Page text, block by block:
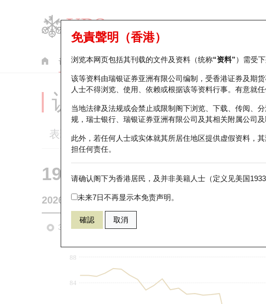
认股证 牛熊证 美股指数产品 轮证市场统计 正股数据
免責聲明（香港）
浏览本网页包括其刊载的文件及资料（统称“资料”）需受
该等资料由瑞银证券亚洲有限公司编制，受香港证券及期
人士不得浏览、使用、依赖或根据该等资料行事。有意就
当地法律及法规或会禁止或限制阁下浏览、下载、传阅、
规，瑞士银行、瑞银证券亚洲有限公司及其相关附属公司
此外，若任何人士或实体就其所居住地区提供虚假资料，
担任何责任。
请确认阁下为香港居民，及并非美籍人士（定义见美国
未来7日不再显示本免责声明。
確認 取消
认股证分析仪
表现 街货统计 比较
19351 瑞银认沽 1299 友邦保险
2026-08-07 相关资产价格 74.15
3个月 6个月
84
88